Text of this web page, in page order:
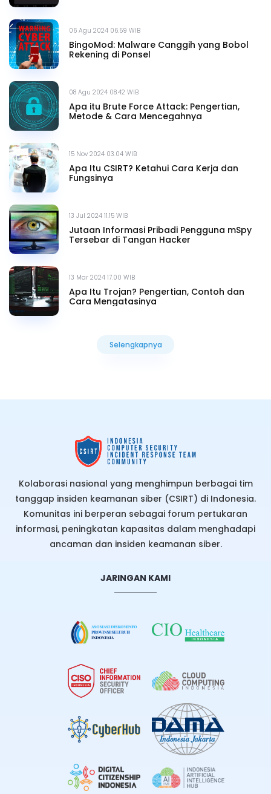
06 Agu 2024 06.59 WIB
BingoMod: Malware Canggih yang Bobol
Rekening di Ponsel
08 Agu 2024 08.42 WIB
Apa itu Brute Force Attack: Pengertian,
Metode & Cara Mencegahnya
15 Nov 2024 03.04 WIB
Apa Itu CSIRT? Ketahui Cara Kerja dan
Fungsinya
13 Jul 2024 11.15 WIB
Jutaan Informasi Pribadi Pengguna mSpy
Tersebar di Tangan Hacker
13 Mar 2024 17.00 WIB
Apa Itu Trojan? Pengertian, Contoh dan
Cara Mengatasinya
Selengkapnya
Kolaborasi nasional yang menghimpun berbagai tim
tanggap insiden keamanan siber (CSIRT) di Indonesia.
Komunitas ini berperan sebagai forum pertukaran
informasi, peningkatan kapasitas dalam menghadapi
ancaman dan insiden keamanan siber.
JARINGAN KAMI